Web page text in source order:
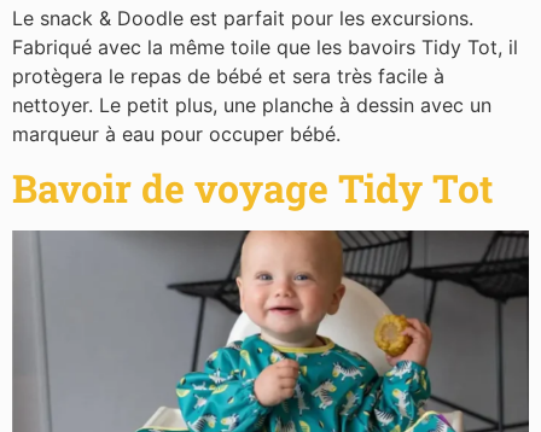
Le snack & Doodle est parfait pour les excursions.
Fabriqué avec la même toile que les bavoirs Tidy Tot, il
protègera le repas de bébé et sera très facile à
nettoyer. Le petit plus, une planche à dessin avec un
marqueur à eau pour occuper bébé.
Bavoir de voyage Tidy Tot